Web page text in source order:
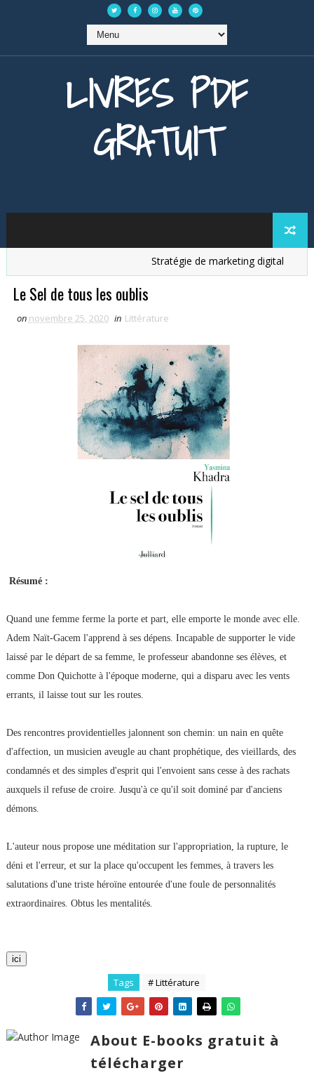
LIVRES PDF
GRATUIT
Stratégie de marketing digital
Le Sel de tous les oublis
on novembre 25, 2020 in Littérature
Résumé :
Quand une femme ferme la porte et part, elle emporte le monde avec elle.
Adem Naït-Gacem l'apprend à ses dépens. Incapable de supporter le vide
laissé par le départ de sa femme, le professeur abandonne ses élèves, et
comme Don Quichotte à l'époque moderne, qui a disparu avec les vents
errants, il laisse tout sur les routes.
Des rencontres providentielles jalonnent son chemin: un nain en quête
d'affection, un musicien aveugle au chant prophétique, des vieillards, des
condamnés et des simples d'esprit qui l'envoient sans cesse à des rachats
auxquels il refuse de croire. Jusqu'à ce qu'il soit dominé par d'anciens
démons.
L'auteur nous propose une méditation sur l'appropriation, la rupture, le
déni et l'erreur, et sur la place qu'occupent les femmes, à travers les
salutations d'une triste héroïne entourée d'une foule de personnalités
extraordinaires. Obtus les mentalités.
ici
Tags # Littérature
About E-books gratuit à
télécharger